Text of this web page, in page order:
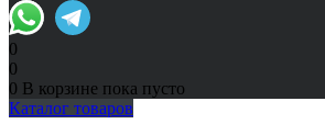
0
0
0 В корзине пока пусто
Каталог товаров